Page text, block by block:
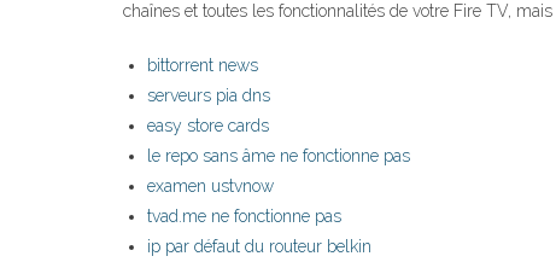
chaînes et toutes les fonctionnalités de votre Fire TV,
bittorrent news
serveurs pia dns
easy store cards
le repo sans âme ne fonctionne pas
examen ustvnow
tvad.me ne fonctionne pas
ip par défaut du routeur belkin